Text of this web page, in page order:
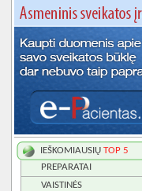
IEŠKOMIAUSIŲ TOP 5
PREPARATAI
VAISTINĖS